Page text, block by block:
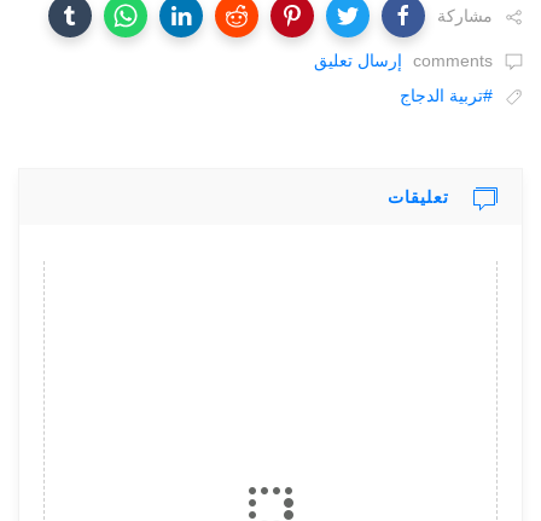
مشاركة
comments
إرسال تعليق
#تربية الدجاج
تعليقات